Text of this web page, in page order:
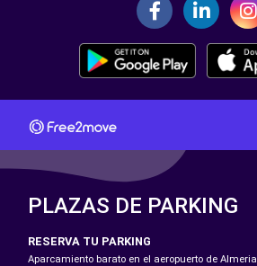
PLAZAS DE PARKING
RESERVA TU PARKING
Aparcamiento barato en el aeropuerto de Almeria